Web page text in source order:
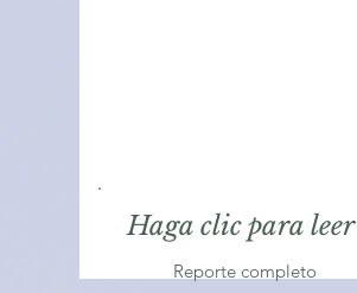
Haga clic para leer
Reporte completo